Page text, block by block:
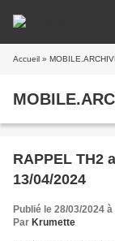
Accueil »
RAPPEL TH2
13/04/2024
Publié le 28/03/2024
Par Krumette